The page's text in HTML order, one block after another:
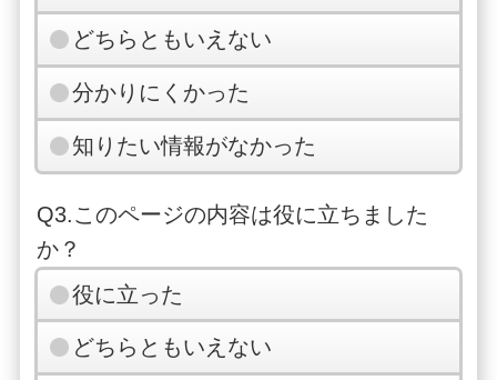
どちらともいえない
分かりにくかった
知りたい情報がなかった
Q3.このページの内容は役に立ちました
か？
役に立った
どちらともいえない